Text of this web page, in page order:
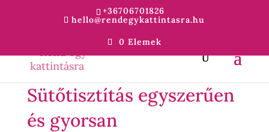
+36706701826
hello@rendegykattintasra.hu
0 Elemek
Sütőtisztítás egyszerűen
és gyorsan